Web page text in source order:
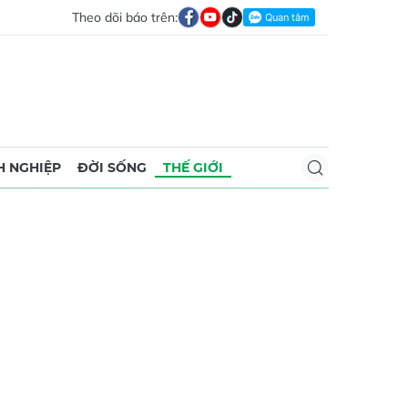
Theo dõi báo trên:
ĐỜI SỐNG THẾ GIỚI